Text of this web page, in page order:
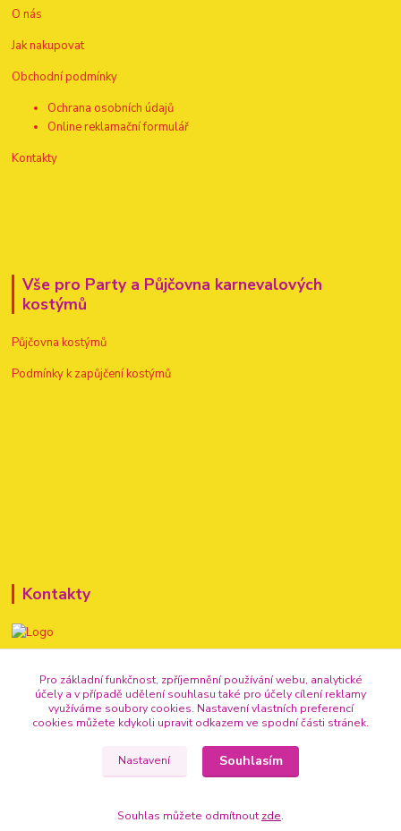
O nás
Jak nakupovat
Obchodní podmínky
Ochrana osobních údajů
Online reklamační formulář
Kontakty
Vše pro Party a Půjčovna karnevalových
kostýmů
Půjčovna kostýmů
Podmínky k zapůjčení kostýmů
Kontakty
info@vse-pro-party.cz
Pro základní funkčnost, zpříjemnění používání webu, analytické
účely a v případě udělení souhlasu také pro účely cílení reklamy
využíváme soubory cookies. Nastavení vlastních preferencí
cookies můžete kdykoli upravit odkazem ve spodní části stránek.
Nastavení Souhlasím
Souhlas můžete odmítnout zde.